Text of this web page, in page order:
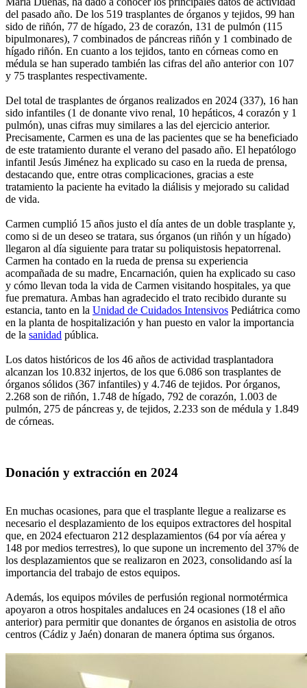
del pasado año. De los 519 trasplantes de órganos y tejidos, 99 han
sido de riñón, 77 de hígado, 23 de corazón, 131 de pulmón (115
bipulmonares), 7 combinados de páncreas riñón y 1 combinado de
hígado riñón. En cuanto a los tejidos, tanto en córneas como en
médula se han superado también las cifras del año anterior con 107
y 75 trasplantes respectivamente.
Del total de trasplantes de órganos realizados en 2024 (337), 16 han
sido infantiles (1 de donante vivo renal, 10 hepáticos, 4 corazón y 1
pulmón), unas cifras muy similares a las del ejercicio anterior.
Precisamente, Carmen es una de las pacientes que se ha beneficiado
de este tratamiento durante el verano del pasado año. El hepatólogo
infantil Jesús Jiménez ha explicado su caso en la rueda de prensa,
destacando que, entre otras complicaciones, gracias a este
tratamiento la paciente ha evitado la diálisis y mejorado su calidad
de vida.
Carmen cumplió 15 años justo el día antes de un doble trasplante y,
como si de un deseo se tratara, sus órganos (un riñón y un hígado)
llegaron al día siguiente para tratar su poliquistosis hepatorrenal.
Carmen ha contado en la rueda de prensa su experiencia
acompañada de su madre, Encarnación, quien ha explicado su caso
y cómo llevan toda la vida de Carmen visitando hospitales, ya que
fue prematura. Ambas han agradecido el trato recibido durante su
estancia, tanto en la Unidad de Cuidados Intensivos Pediátrica como
en la planta de hospitalización y han puesto en valor la importancia
de la sanidad pública.
Los datos históricos de los 46 años de actividad trasplantadora
alcanzan los 10.832 injertos, de los que 6.086 son trasplantes de
órganos sólidos (367 infantiles) y 4.746 de tejidos. Por órganos,
2.268 son de riñón, 1.748 de hígado, 792 de corazón, 1.003 de
pulmón, 275 de páncreas y, de tejidos, 2.233 son de médula y 1.849
de córneas.
Donación y extracción en 2024
En muchas ocasiones, para que el trasplante llegue a realizarse es
necesario el desplazamiento de los equipos extractores del hospital
que, en 2024 efectuaron 212 desplazamientos (64 por vía aérea y
148 por medios terrestres), lo que supone un incremento del 37% de
los desplazamientos que se realizaron en 2023, consolidando así la
importancia del trabajo de estos equipos.
Además, los equipos móviles de perfusión regional normotérmica
apoyaron a otros hospitales andaluces en 24 ocasiones (18 el año
anterior) para permitir que donantes de órganos en asistolia de otros
centros (Cádiz y Jaén) donaran de manera óptima sus órganos.